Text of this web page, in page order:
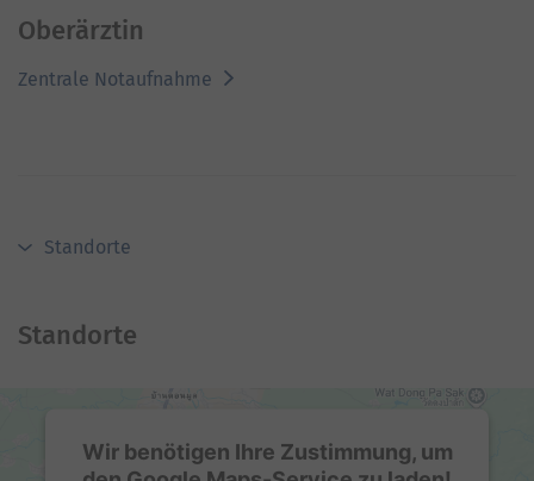
Oberärztin
Zentrale Notaufnahme
Standorte
Standorte
Wir benötigen Ihre Zustimmung, um